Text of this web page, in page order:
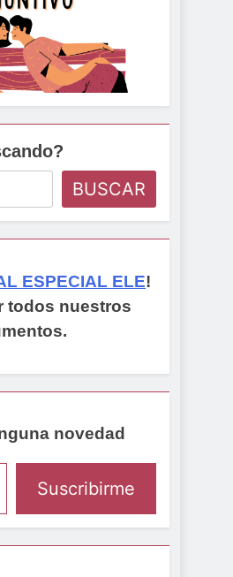
BUSCAR
ESPECIAL ELE!
todos nuestros
novedad
Suscribirme